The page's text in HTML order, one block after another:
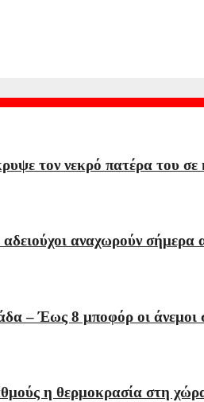
τον νεκρό πατέρα του σε
αναχωρούν σήμερα
– Έως 8 μποφόρ οι άνεμοι
η θερμοκρασία στη